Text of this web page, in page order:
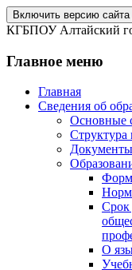
Включить версию
КГБПОУ Алтайский
Главное меню
Главная
Сведения об
Основные
Структура
Документы
Срок
О